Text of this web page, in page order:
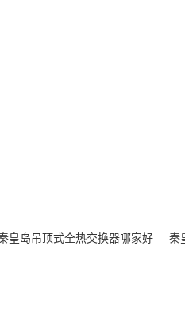
皇岛吊顶式全热交换器哪家好
秦